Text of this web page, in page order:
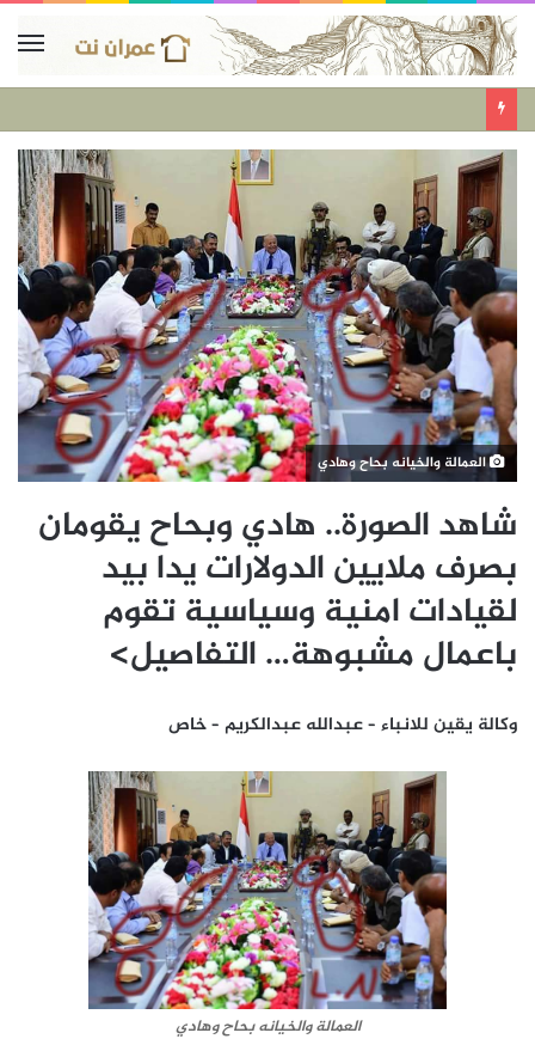
العمالة والخيانه بحاح وهادي
شاهد الصورة.. هادي وبحاح يقومان
بصرف ملايين الدولارات يدا بيد
لقيادات امنية وسياسية تقوم
باعمال مشبوهة… التفاصيل>
وكالة يقين للانباء – عبدالله عبدالكريم – خاص
العمالة والخيانه بحاح وهادي